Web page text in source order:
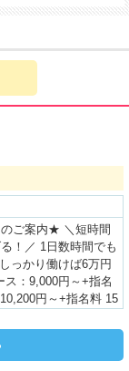
ご案内★ ＼短時間
！／ 1日数時間でも
っかり働けば6万円
ス：9,000円～+指名
円～+指名料 15
とは一切ナシ！ ご
ックスタートも可能